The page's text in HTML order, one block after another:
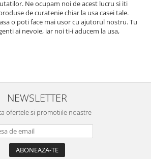
Ne ocupam noi de acest lucru si iti
de curatenie chiar la usa casei tale.
o poti face mai usor cu ajutorul nostru. Tu
ai nevoie, iar noi ti-i aducem la usa,
NEWSLETTER
ofertele si promotiile noastre